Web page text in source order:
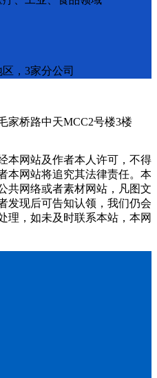
，3家分公司
家桥路中天MCC2号楼3楼
本网站及作者本人许可，不得
本网站将追究其法律责任。本
共网络或者素材网站，凡图文
发现后可告知认领，我们仍会
理，如未及时联系本站，本网